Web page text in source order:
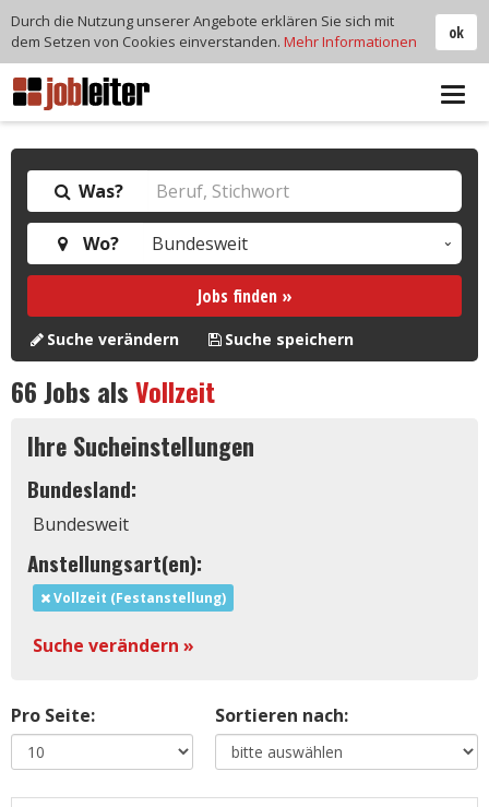
Was?
Wo?
Jobs finden »
Suche verändern Suche speichern
66Jobs alsVollzeit
Ihre Sucheinstellungen
Bundesland:
Bundesweit
Anstellungsart(en):
Vollzeit (Festanstellung)
Suche verändern »
Pro Seite: Sortieren nach:
ok
Durch die Nutzung unserer Angebote erklären Sie sich mit
dem Setzen von Cookies einverstanden. Mehr Informationen